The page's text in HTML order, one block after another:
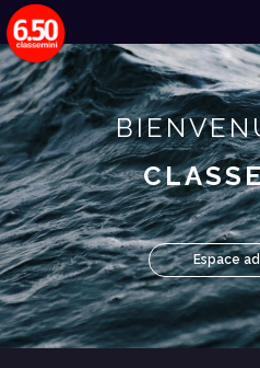
Espace